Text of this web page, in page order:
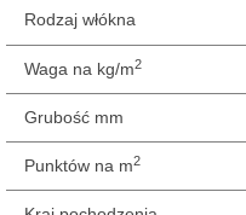
Rodzaj włókna
Waga na kg/m2
Grubość mm
Punktów na m2